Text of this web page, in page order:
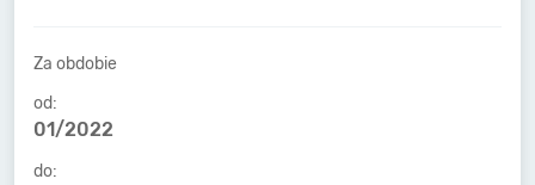
Za obdobie
od:
01/2022
do: